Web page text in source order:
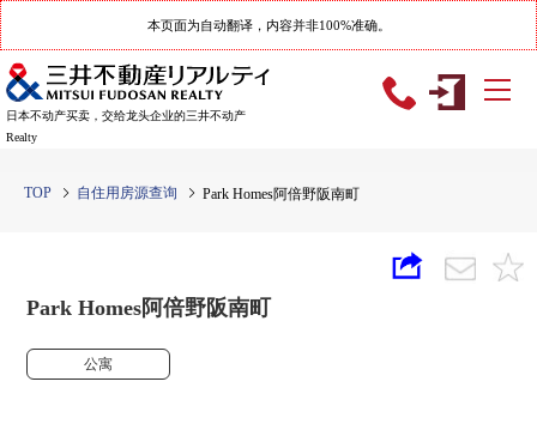
本页面为自动翻译，内容并非100%准确。
日本不动产买卖，交给龙头企业的三井不动产
Realty
TOP 自住用房源查询 Park Homes阿倍野阪南町
Park Homes阿倍野阪南町
公寓